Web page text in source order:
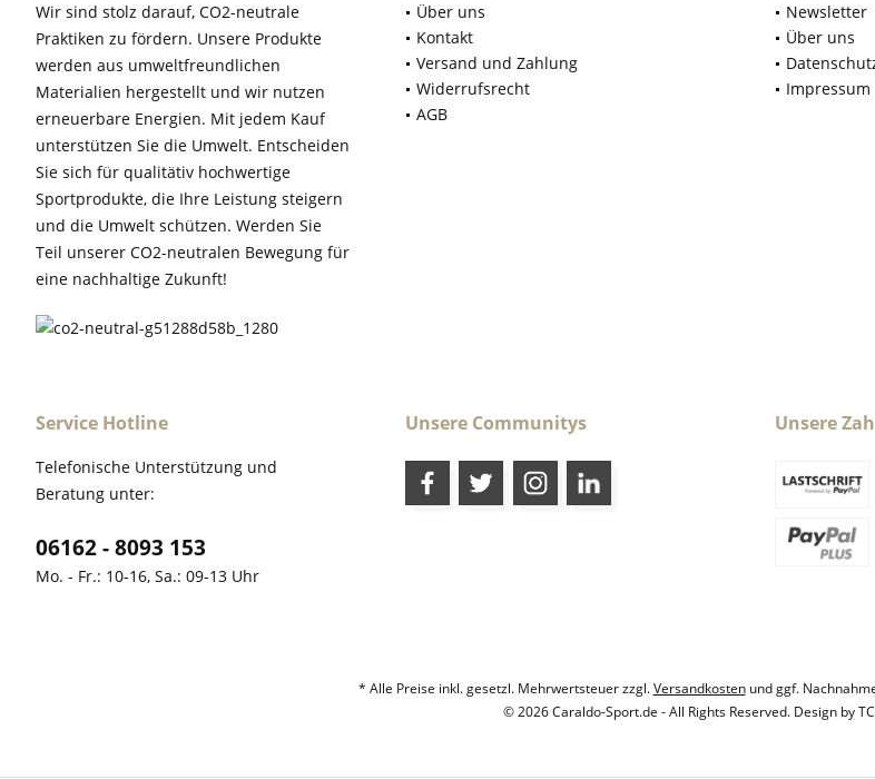
Wir sind stolz darauf, CO2-neutrale
Praktiken zu fördern. Unsere Produkte
werden aus umweltfreundlichen
Materialien hergestellt und wir nutzen
erneuerbare Energien. Mit jedem Kauf
unterstützen Sie die Umwelt. Entscheiden
Sie sich für qualitätiv hochwertige
Sportprodukte, die Ihre Leistung steigern
und die Umwelt schützen. Werden Sie
Teil unserer CO2-neutralen Bewegung für
eine nachhaltige Zukunft!
Über uns
Kontakt
Versand und Zahlung
Widerrufsrecht
AGB
Newsletter
Über uns
Impressum
Service Hotline
Telefonische Unterstützung und
Beratung unter:
06162 - 8093 153
Mo. - Fr.: 10-16, Sa.: 09-13 Uhr
Unsere Communitys Unsere
* Alle Preise inkl. gesetzl. Mehrwertsteuer zzgl.Versandkostenund ggf.
© 2026 Caraldo-Sport.de - All Rights Reserved. Design by